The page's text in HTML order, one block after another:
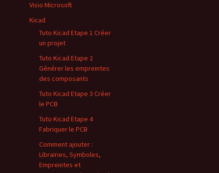
Visio Microsoft
Kicad
Tuto Kicad Etape 1 Créer
un projet
Tuto Kicad Etape 2
Générer les empreintes
des composants
Tuto Kicad Etape 3 Créer
le PCB
Tuto Kicad Etape 4
Fabriquer le PCB
Comment ajouter :
Librairies, Symboles,
Empreintes et